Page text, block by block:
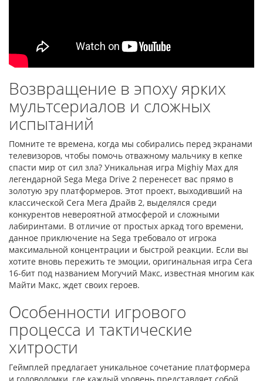
Возвращение в эпоху ярких
мультсериалов и сложных
испытаний
Помните те времена, когда мы собирались перед экранами
телевизоров, чтобы помочь отважному мальчику в кепке
спасти мир от сил зла? Уникальная игра Mighiy Max для
легендарной Sega Mega Drive 2 перенесет вас прямо в
золотую эру платформеров. Этот проект, выходивший на
классической Сега Мега Драйв 2, выделялся среди
конкурентов невероятной атмосферой и сложными
лабиринтами. В отличие от простых аркад того времени,
данное приключение на Sega требовало от игрока
максимальной концентрации и быстрой реакции. Если вы
хотите вновь пережить те эмоции, оригинальная игра Сега
16-бит под названием Могучий Макс, известная многим как
Майти Макс, ждет своих героев.
Особенности игрового
процесса и тактические
хитрости
Геймплей предлагает уникальное сочетание платформера